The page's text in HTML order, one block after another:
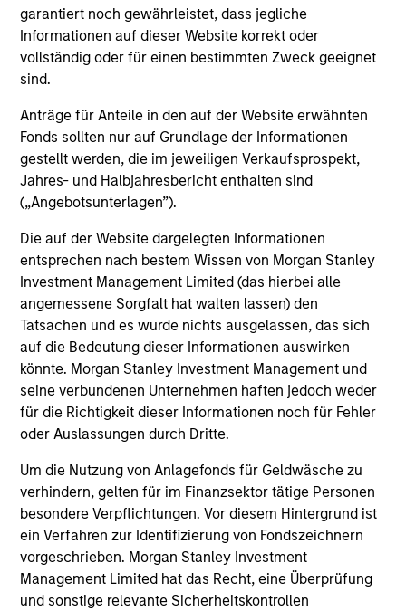
garantiert noch gewährleistet, dass jegliche
Informationen auf dieser Website korrekt oder
vollständig oder für einen bestimmten Zweck geeignet
sind.
Anträge für Anteile in den auf der Website erwähnten
Fonds sollten nur auf Grundlage der Informationen
gestellt werden, die im jeweiligen Verkaufsprospekt,
Jahres- und Halbjahresbericht enthalten sind
(„Angebotsunterlagen”).
Die auf der Website dargelegten Informationen
entsprechen nach bestem Wissen von Morgan Stanley
Investment Management Limited (das hierbei alle
angemessene Sorgfalt hat walten lassen) den
Tatsachen und es wurde nichts ausgelassen, das sich
auf die Bedeutung dieser Informationen auswirken
könnte. Morgan Stanley Investment Management und
seine verbundenen Unternehmen haften jedoch weder
für die Richtigkeit dieser Informationen noch für Fehler
oder Auslassungen durch Dritte.
Um die Nutzung von Anlagefonds für Geldwäsche zu
verhindern, gelten für im Finanzsektor tätige Personen
besondere Verpflichtungen. Vor diesem Hintergrund ist
ein Verfahren zur Identifizierung von Fondszeichnern
vorgeschrieben. Morgan Stanley Investment
Management Limited hat das Recht, eine Überprüfung
und sonstige relevante Sicherheitskontrollen
Executive Director
Executive Director
Dipen Patel
Executive Director
Matthew C. Dunning
Executive Director
Stella Ma, CFA
Executive Director
Alec Schaefer, CFA
Executive Director
Mihir Shah
Vice President